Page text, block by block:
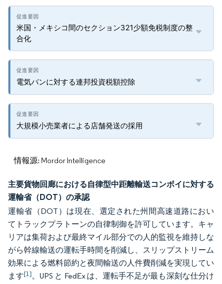
米国・メキシコ間のセクション321少額免税制度の整
合化
電気バンに対する連邦投資税額控除
大規模小売業者による店舗発送の採用
情報源: Mordor Intelligence
主要貨物回廊における自律型中距離輸送コンボイに対する
運輸省（DOT）の承認
運輸省（DOT）は現在、選定された州間高速道路におい
てトラックプラトーンの自律制御を許可しています。キャ
リアは集荷および最終マイル部分での人的監視を維持しな
がら幹線輸送の運転手時間を削減し、スリップストリーム
効果による燃料節約と夜間輸送の人件費削減を実現してい
ます[1]。UPS と FedEx は、運転手不足が最も深刻な仕分け